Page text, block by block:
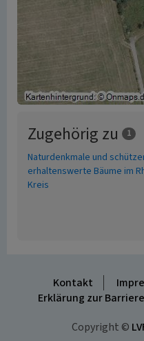
Zugehörig zu 1
Naturdenkmale und
erhaltenswerte Bäume im
Kreis
Kontakt
Erklärung zur
Copyright ©